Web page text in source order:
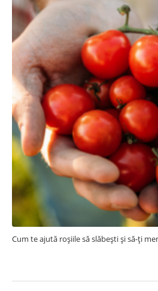
Cum te ajută roșiile să slăbești și să-ți